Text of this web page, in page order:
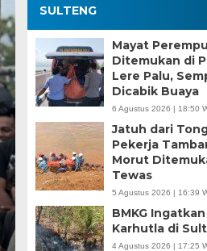
Industri
Minggu, 5 Jan 2025 - 18:59 WIB
SULTENG
Mayat
Ditemukan di
Lere Palu,
Dicabik Buaya
6 Agustus 2026 | 18:50
Jatuh dari
Pekerja
Morut
Tewas
5 Agustus 2026 | 16:39
BMKG
Karhutla di
4 Agustus 2026 | 17:25